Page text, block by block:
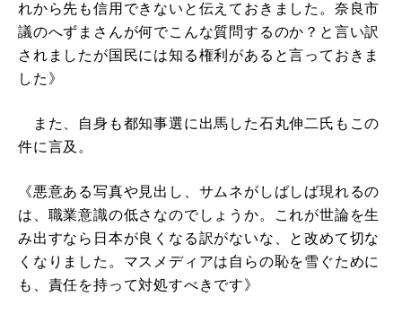
れから先も信用できないと伝えておきました。奈良市
議のへずまさんが何でこんな質問するのか？と言い訳
されましたが国民には知る権利があると言っておきま
した》
また、自身も都知事選に出馬した石丸伸二氏もこの
件に言及。
《悪意ある写真や見出し、サムネがしばしば現れるの
は、職業意識の低さなのでしょうか。これが世論を生
み出すなら日本が良くなる訳がないな、と改めて切な
くなりました。マスメディアは自らの恥を雪ぐために
も、責任を持って対処すべきです》